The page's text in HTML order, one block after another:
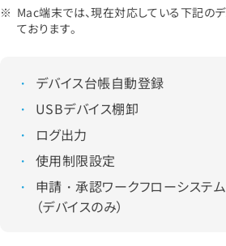
Mac端末では、現在対応している下記の
ております。
デバイス台帳自動登録
USBデバイス棚卸
ログ出力
使用制限設定
申請・承認ワークフローシステ
（デバイスのみ）